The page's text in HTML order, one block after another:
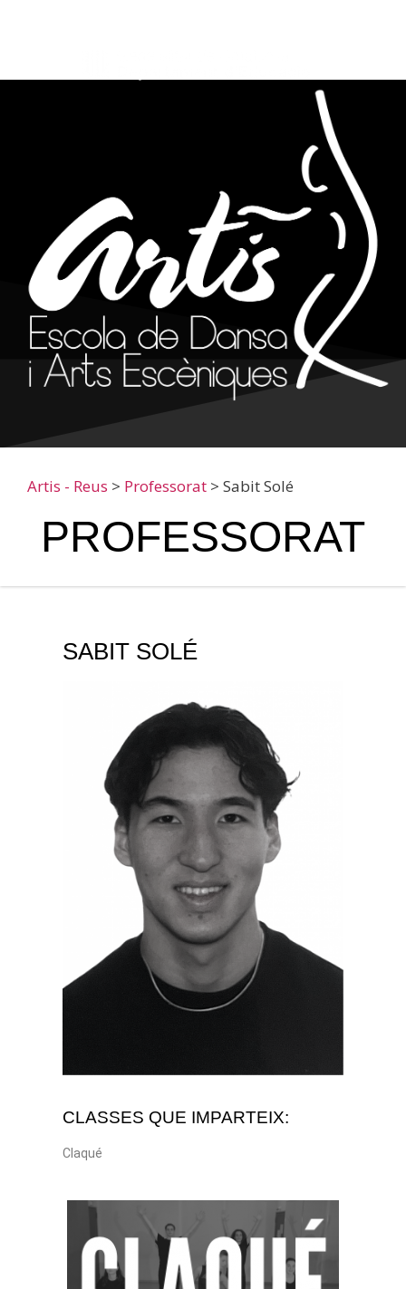
Artis - Reus > Professorat > Sabit Solé
PROFESSORAT
SABIT SOLÉ
CLASSES QUE IMPARTEIX:
Claqué